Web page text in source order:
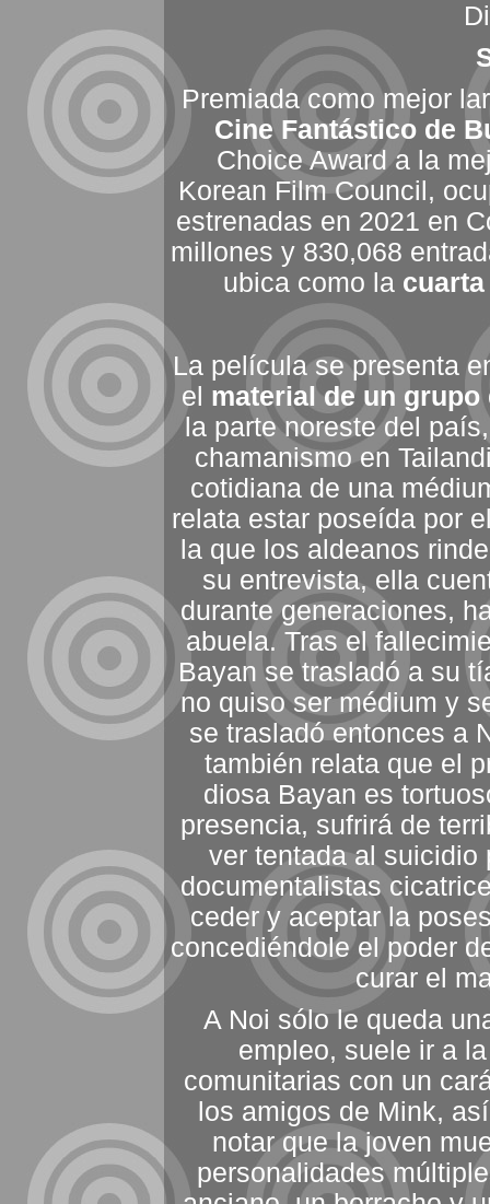
Premiada como mejor
Cine Fantástico de
Choice Award a la
Korean Film Council,
estrenadas en 2021 en
millones y 830,068
ubica como la
La película se presenta
el material de un grupo
la parte noreste del
chamanismo en
cotidiana de una
relata estar poseída por
la que los aldeanos
su entrevista, ella
durante generaciones,
abuela. Tras el
Bayan se trasladó a su
no quiso ser médium y
se trasladó entonces a
también relata que el
diosa Bayan es
presencia, sufrirá de
ver tentada al suicidio
documentalistas
ceder y aceptar la
concediéndole el poder
curar el
A Noi sólo le queda
empleo, suele ir a
comunitarias con un
los amigos de Mink,
notar que la joven
personalidades